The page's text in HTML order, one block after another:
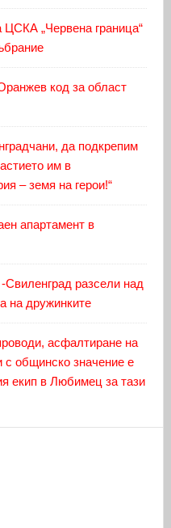
„Червена граница“
код за област
да подкрепим
им в
– земя на герои!“
апартамент в
разсели над
на дружинките
асфалтиране на
с общинско значение е
екип в Любимец за тази